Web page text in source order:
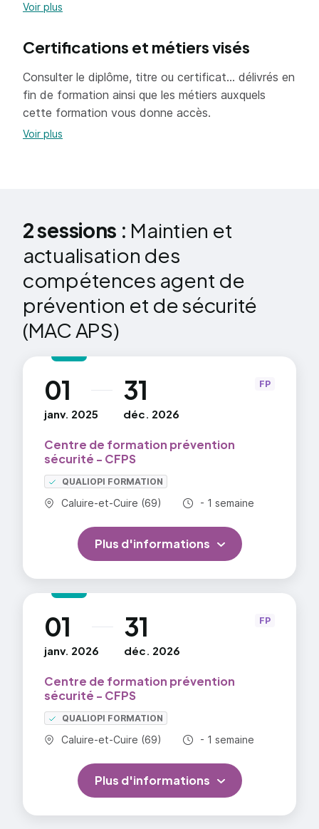
sécurité : protéger, alerter et secourir pour
assurer la sécurité des biens et des
personnes.
Gérer les événements, effectuer les
Voir plus
Certifications et métiers visés
Consulter le diplôme, titre ou certificat... délivrés en
fin de formation ainsi que les métiers auxquels
cette formation vous donne accès.
Voir plus
2 sessions : Maintien et
actualisation des
compétences agent de
prévention et de sécurité
(MAC APS)
01
janv. 2025
au 31
déc. 2026
Centre de formation prévention
sécurité - CFPS
QUALIOPI FORMATION
Commune :
Caluire-et-Cuire (69) Durée totale :
- 1 semaine
FP
Plus d'informations
01
janv. 2026
au 31
déc. 2026
Centre de formation prévention
sécurité - CFPS
QUALIOPI FORMATION
Commune :
Caluire-et-Cuire (69) Durée totale :
- 1 semaine
FP
Plus d'informations